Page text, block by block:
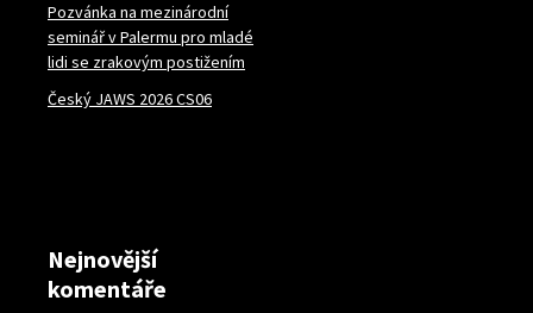
Pozvánka na mezinárodní
seminář v Palermu pro mladé
lidi se zrakovým postižením
Český JAWS 2026 CS06
Nejnovější
komentáře